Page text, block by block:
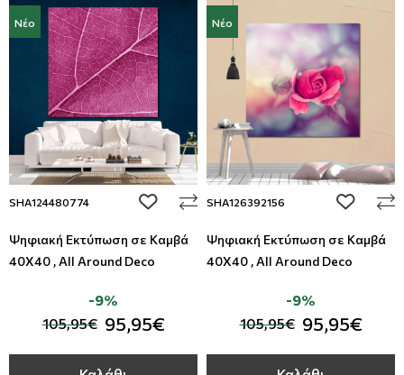
Νέο
SHA124480774 add to wishlist
Ψηφιακή Εκτύπωση σε Καμβά
40Χ40 , All Around Deco
105,95€ 95,95€
-9%
Νέο
SHA126392156 add to
Ψηφιακή Εκτύπωση σε Καμβά
40Χ40 , All Around Deco
105,95€ 95,95€
-9%